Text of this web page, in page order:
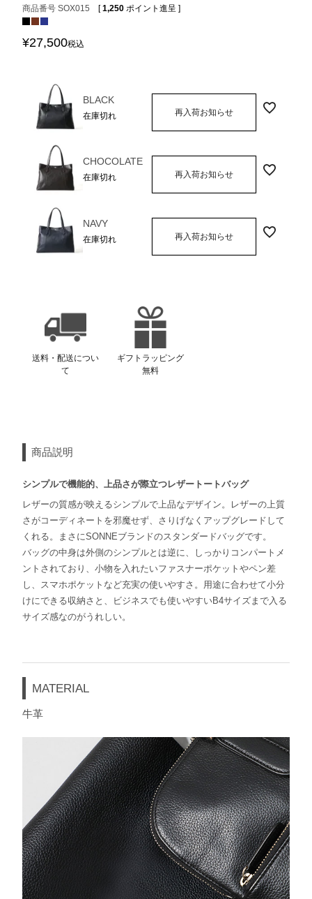
商品番号 SOX015 [ 1,250 ポイント進呈 ]
¥27,500税込
BLACK
在庫切れ 再入荷お知らせ
CHOCOLATE
在庫切れ 再入荷お知らせ
NAVY
在庫切れ 再入荷お知らせ
送料・配送につい
て
ギフトラッピング
無料
商品説明
シンプルで機能的、上品さが際立つレザートートバッグ
レザーの質感が映えるシンプルで上品なデザイン。レザーの上質
さがコーディネートを邪魔せず、さりげなくアップグレードして
くれる。まさにSONNEブランドのスタンダードバッグです。
バッグの中身は外側のシンプルとは逆に、しっかりコンパートメ
ントされており、小物を入れたいファスナーポケットやペン差
し、スマホポケットなど充実の使いやすさ。用途に合わせて小分
けにできる収納さと、ビジネスでも使いやすいB4サイズまで入る
サイズ感なのがうれしい。
MATERIAL
牛革